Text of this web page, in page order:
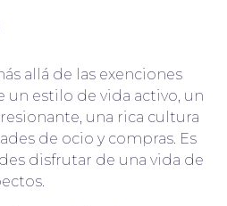
allá de las exenciones
un estilo de vida activo, un
una rica cultura
de ocio y compras. Es
disfrutar de una vida de